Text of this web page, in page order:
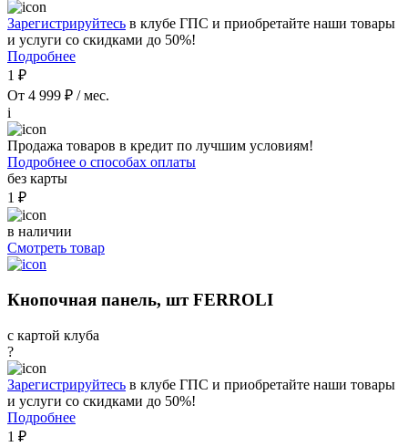
Зарегистрируйтесь в клубе ГПС и приобретайте наши товары
и услуги со скидками до 50%!
Подробнее
1 ₽
От 4 999 ₽ / мес.
i
Продажа товаров в кредит по лучшим условиям!
Подробнее о способах оплаты
без карты
1 ₽
в наличии
Смотреть товар
Кнопочная панель, шт FERROLI
с картой клуба
?
Зарегистрируйтесь в клубе ГПС и приобретайте наши товары
и услуги со скидками до 50%!
Подробнее
1 ₽